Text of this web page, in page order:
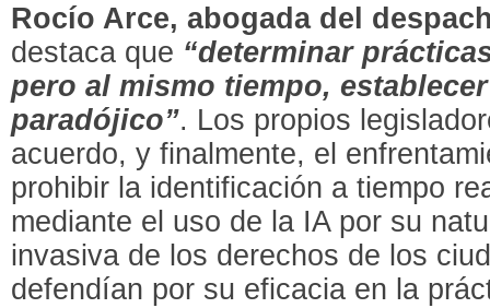
Rocío Arce, abogada del
destaca que “determinar
pero al mismo tiempo,
paradójico”. Los propios
acuerdo, y finalmente, el
prohibir la identificación a tiempo
mediante el uso de la IA por su
invasiva de los derechos de los
defendían por su eficacia en la